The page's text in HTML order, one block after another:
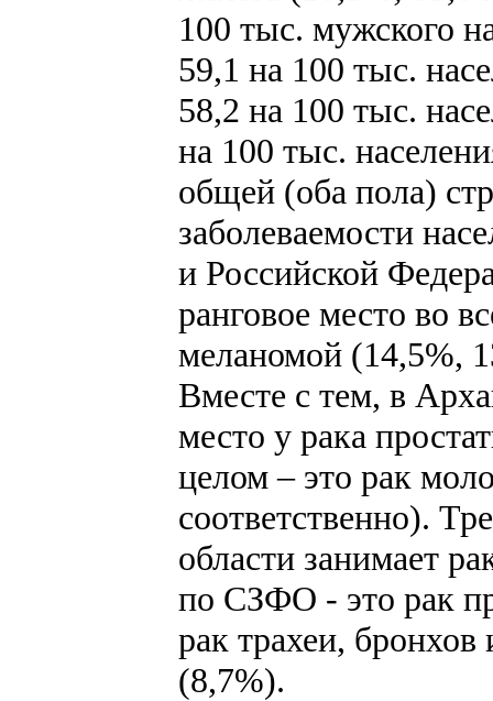
100 тыс. мужского
59,1 на 100 тыс.
58,2 на 100 тыс.
на 100 тыс.
общей (оба пола)
заболеваемости
и Российской
ранговое место во
меланомой (14,5%,
Вместе с тем, в
место у рака
целом – это рак
соответственно).
области занимает
по СЗФО - это рак
рак трахеи,
(8,7%).